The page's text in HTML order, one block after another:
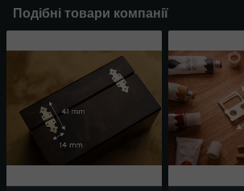
Подібні товари компанії